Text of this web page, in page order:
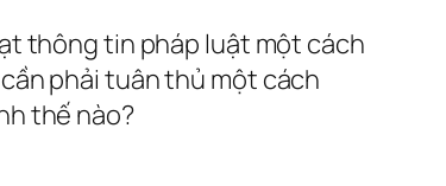
thông tin pháp luật một cách
phải tuân thủ một cách
thế nào?